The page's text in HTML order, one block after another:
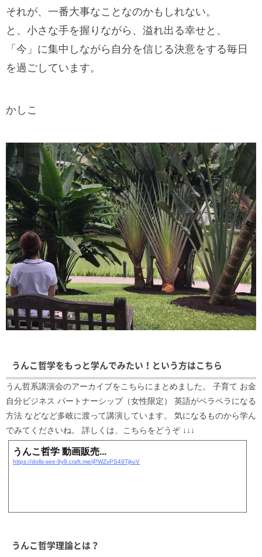
それが、一番大事なことなのかもしれない。
と、小さな手を握りながら、溢れ出る幸せと、
「今」に集中しながら自分を信じる決意をする毎日
を過ごしています。
かしこ
うんこ哲学をもっと学んでみたい！という方はこちら
うん哲系講演会のアーカイブをこちらにまとめました。 子育て お金
自分ビジネス パートナーシップ（女性限定） 英語がペラペラになる
方法 などなど多岐に渡って講演しています。 気になるものから学ん
でみてくださいね。 詳しくは、こちらをどうぞ ↓↓↓
うんこ哲学 動画販売...
https://dolls-see-9y9.craft.me/jPWZvPS49TjkuV
うんこ哲学理論とは？